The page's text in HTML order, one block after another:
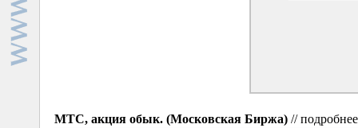
МТС, акция обык. (Московская Биржа) //